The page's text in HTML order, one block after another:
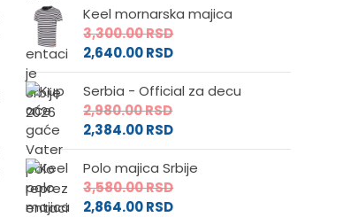
Keel mornarska majica
3,300.00RSD
2,640.00RSD
Serbia - Official za decu
2,980.00RSD
2,384.00RSD
Polo majica Srbije
3,580.00RSD
2,864.00RSD